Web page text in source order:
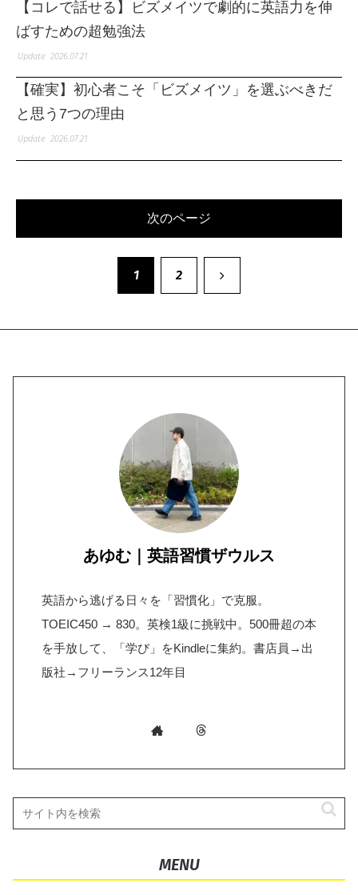
【コレで話せる】ビズメイツで劇的に英語力を伸
ばすための超勉強法
2026.07.21
【確実】初心者こそ「ビズメイツ」を選ぶべきだ
と思う7つの理由
2026.07.21
次のページ
1 2 次
あゆむ｜英語習慣ザウルス
英語から逃げる日々を「習慣化」で克服。
TOEIC450 → 830。英検1級に挑戦中。500冊超の本
を手放して、「学び」をKindleに集約。書店員→出
版社→フリーランス12年目
MENU